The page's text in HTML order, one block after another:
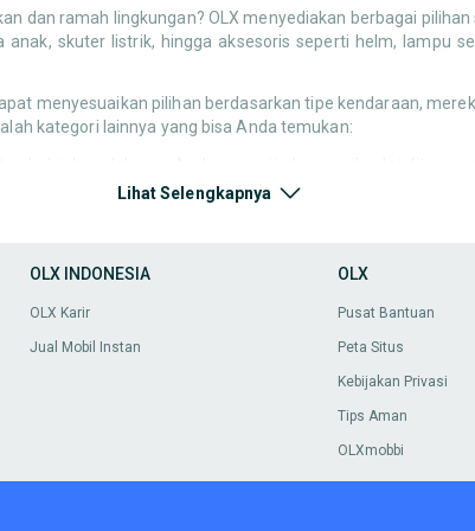
dan ramah lingkungan? OLX menyediakan berbagai
skuter listrik, hingga aksesoris seperti helm, lampu
menyesuaikan pilihan berdasarkan tipe kendaraan,
kategori lainnya yang bisa Anda temukan:
kenyamanan yang Anda butuhkan
tangan seperti alat lukis, benang rajut, clay, dan
buku di OLX! Tersedia buku cetak dan digital berbagai
piringan hitam dari berbagai genre musik dan film.
Lihat Selengkapnya
OLX INDONESIA
OLX Karir
Jual Mobil Instan
OLX
Pusat Bantuan
Peta Situs
Kebijakan Privasi
Tips Aman
OLXmobbi